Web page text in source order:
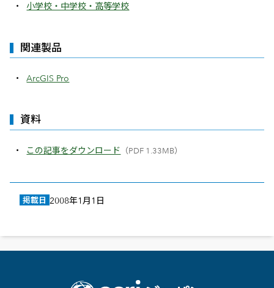
掲載日 2008年1月1日
小学校・中学校・高等学校
関連製品
ArcGIS Pro
資料
この記事をダウンロード （PDF 1.33MB）